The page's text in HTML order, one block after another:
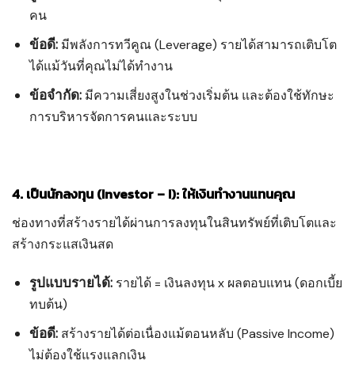
คน
ข้อดี: มีพลังการทวีคูณ (Leverage) รายได้สามารถเติบโต
ได้แม้วันที่คุณไม่ได้ทำงาน
ข้อจำกัด: มีความเสี่ยงสูงในช่วงเริ่มต้น และต้องใช้ทักษะ
การบริหารจัดการคนและระบบ
4. เป็นนักลงทุน (Investor – I): ให้เงินทำงานแทนคุณ
ช่องทางที่สร้างรายได้ผ่านการลงทุนในสินทรัพย์ที่เติบโตและ
สร้างกระแสเงินสด
รูปแบบรายได้: รายได้ = เงินลงทุน x ผลตอบแทน (ดอกเบี้ย
ทบต้น)
ข้อดี: สร้างรายได้ต่อเนื่องแม้ตอนหลับ (Passive Income)
ไม่ต้องใช้แรงแลกเงิน